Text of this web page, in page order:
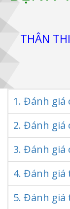
THÂN
1. Đánh giá
2. Đánh giá
3. Đánh giá
4. Đánh
5. Đánh giá